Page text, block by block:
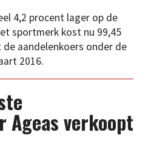
4,2 procent lager op de
sportmerk kost nu 99,45
aandelenkoers onder de
2016.
Ageas verkoopt